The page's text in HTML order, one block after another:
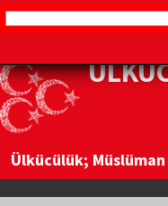
Ülkücülük;